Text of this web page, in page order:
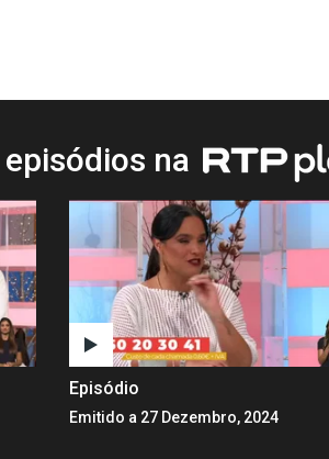
na
Episódio
Emitido a 27 Dezembro, 2024